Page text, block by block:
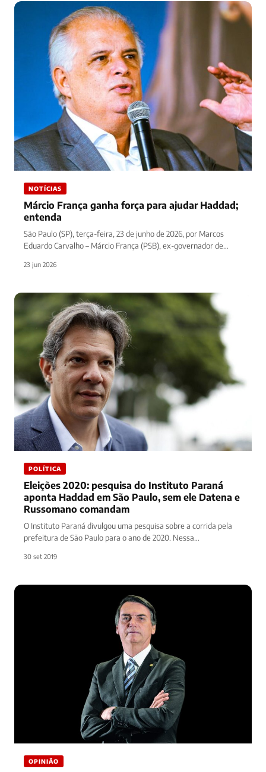
NOTÍCIAS
Márcio França ganha força para ajudar Haddad;
entenda
São Paulo (SP), terça-feira, 23 de junho de 2026, por Marcos
Eduardo Carvalho – Márcio França (PSB), ex-governador de
23 jun 2026
POLÍTICA
Eleições 2020: pesquisa do Instituto Paraná
aponta Haddad em São Paulo, sem ele Datena e
Russomano comandam
O Instituto Paraná divulgou uma pesquisa sobre a corrida pela
prefeitura de São Paulo para o ano de 2020. Nessa…
30 set 2019
OPINIÃO